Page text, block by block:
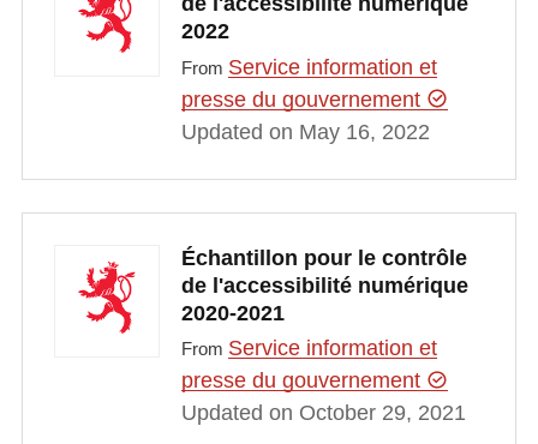
2022
From Service information et
presse du gouvernement
Updated on May 16, 2022
Échantillon pour le contrôle
de l'accessibilité numérique
2020-2021
From Service information et
presse du gouvernement
Updated on October 29, 2021